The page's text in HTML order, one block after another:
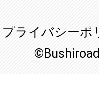
プライバシーポ